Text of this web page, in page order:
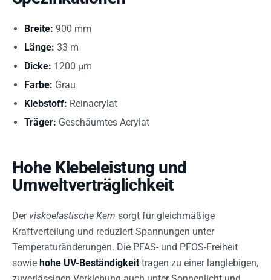
Breite: 900 mm
Länge: 33 m
Dicke: 1200 µm
Farbe: Grau
Klebstoff: Reinacrylat
Träger: Geschäumtes Acrylat
Hohe Klebeleistung und
Umweltverträglichkeit
Der viskoelastische Kern sorgt für gleichmäßige
Kraftverteilung und reduziert Spannungen unter
Temperaturänderungen. Die PFAS- und PFOS-Freiheit
sowie hohe UV-Beständigkeit tragen zu einer langlebigen,